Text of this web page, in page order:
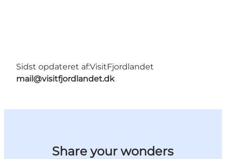
Sidst opdateret af:VisitFjordlandet
mail@visitfjordlandet.dk
Share your wonders